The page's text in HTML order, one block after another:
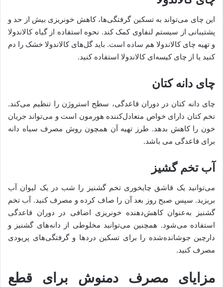
این چای می‌تواند به تسکین گرفتگی‌ها، کاهش خونریزی بیش از حد و
پشتیبانی از سیستم لنفاوی کمک کند. نحوه استفاده از گیاه کالاندولا
و تهیه چای کالاندولا هم ساده است. باید گل‌های کالاندولا خشک را دم
کنید یا از چای کیسه‌ای کالاندولا استفاده کنید.
چای دانه کتان
چای دانه کتان در دوران قاعدگی، سطح استروژن را تنظیم می‌کند.
تخم کتان دارای خواص متعادل‌کننده هورمون است و می‌تواند جریان
خون را کاهش بدهد. طرز تهیه آن همچون روش مصرف سیاه دانه
برای قاعدگی می باشد.
آب تخم گشیز
می‌توانید یک قاشق چایخوری تخم گشنیز را شب در یک لیوان آب
بریزید. سپس صبح روز بعد آن را صاف کرده و مصرف کنید. آب تخم
گشنیز به‌عنوان کاهش‌دهنده خونریزی اضافی در دوران قاعدگی
استفاده می‌شود. همچنین می‌توانید مخلوطی از دانه‌های گشنیز و
دارچین جوشانده‌شده را برای تسکین دردها و گرفتگی‌های پریودی
مصرف کنید.
مزایای مصرف دمنوش برای قطع